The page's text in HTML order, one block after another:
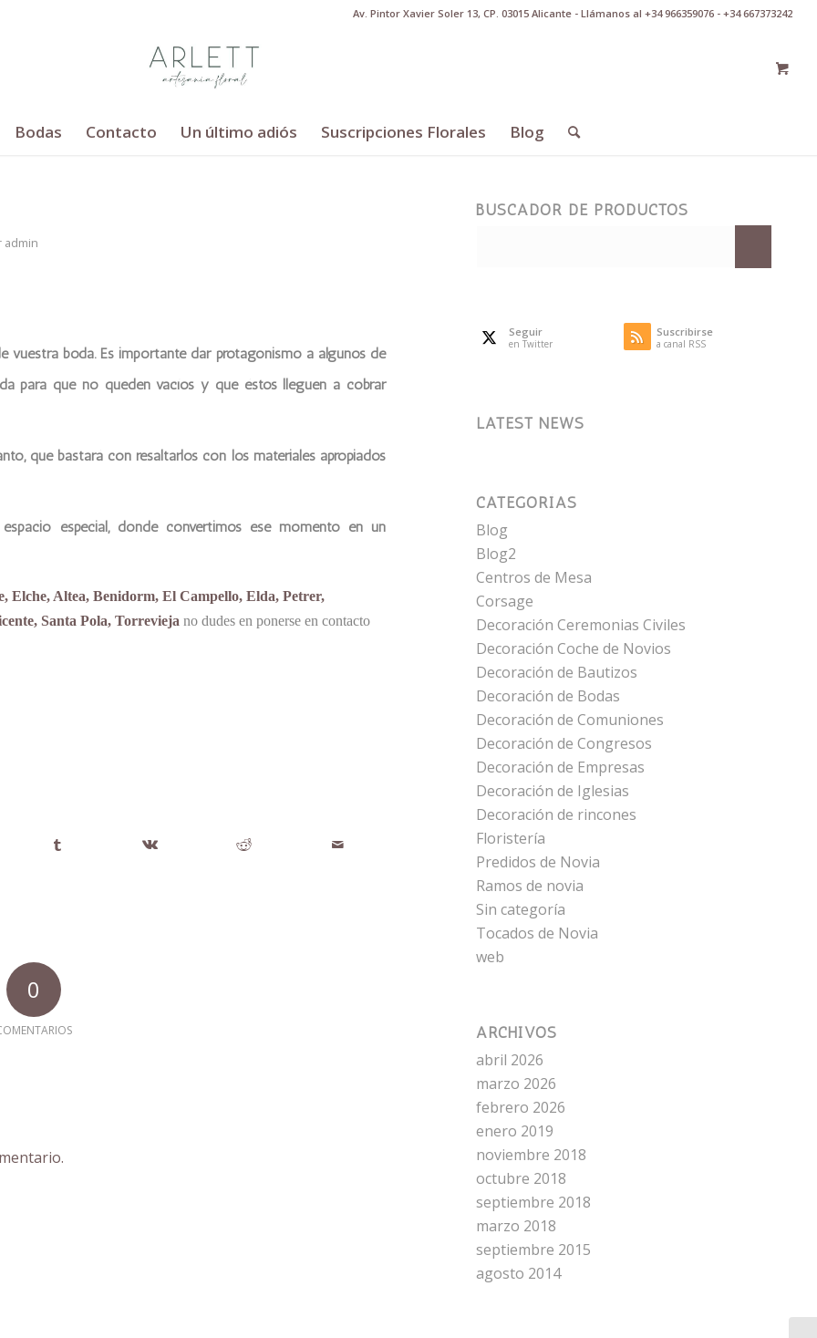
Av. Pintor Xavier Soler 13, CP. 03015 Alicante - Llámanos al +34 966359076 - +34 667373242
Bodas Contacto Un último adiós Suscripciones Florales Blog
admin
boda. Es importante dar protagonismo a algunos de
para que no queden vacíos y que éstos lleguen a cobrar
que bastará con resaltarlos con los materiales apropiados
especial, donde convertimos ese momento en un
Elche, Altea, Benidorm, El Campello, Elda, Petrer,
Santa Pola, Torrevieja no dudes en ponerse en contacto
0
BUSCADOR DE PRODUCTOS
Seguir
en Twitter
Suscribirse
a canal RSS
LATEST NEWS
CATEGORÍAS
Blog
Blog2
Centros de Mesa
Corsage
Decoración Ceremonias Civiles
Decoración Coche de Novios
Decoración de Bautizos
Decoración de Bodas
Decoración de Comuniones
Decoración de Congresos
Decoración de Empresas
Decoración de Iglesias
Decoración de rincones
Floristería
Predidos de Novia
Ramos de novia
Sin categoría
Tocados de Novia
web
ARCHIVOS
abril 2026
marzo 2026
febrero 2026
enero 2019
noviembre 2018
octubre 2018
septiembre 2018
marzo 2018
septiembre 2015
agosto 2014